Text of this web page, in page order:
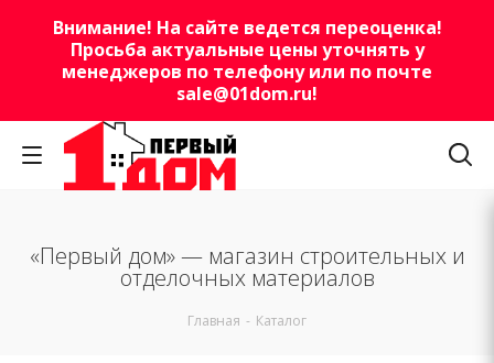
Внимание! На сайте ведется переоценка!
Просьба актуальные цены уточнять у
менеджеров по телефону или по почте
sale@01dom.ru!
«Первый дом» — магазин строительных и
отделочных материалов
Главная - Каталог